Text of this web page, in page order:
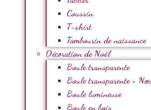
Coussin
T-shirt
Tambourin de naissance
Décoration de Noël
Boule transparente
Boule transparente +
Boule lumineuse
Boule en bois